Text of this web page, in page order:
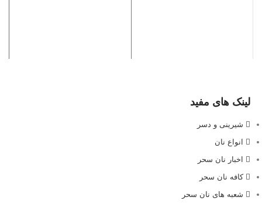
لینک های مفید
شیرینی و دسر
انواع نان
اخبار نان سحر
کافه نان سحر
شعبه های نان سحر